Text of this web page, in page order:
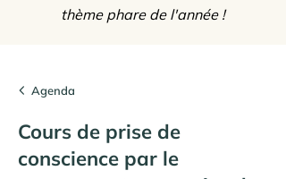
thème phare de l'année !
Agenda
Cours de prise de
conscience par le